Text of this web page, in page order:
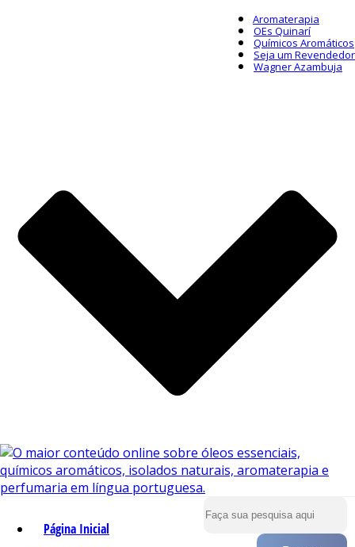
Aromaterapia
OEs Quinarí
Químicos Aromáticos
Seja um Revendedor
Wagner Azambuja
Página Inicial